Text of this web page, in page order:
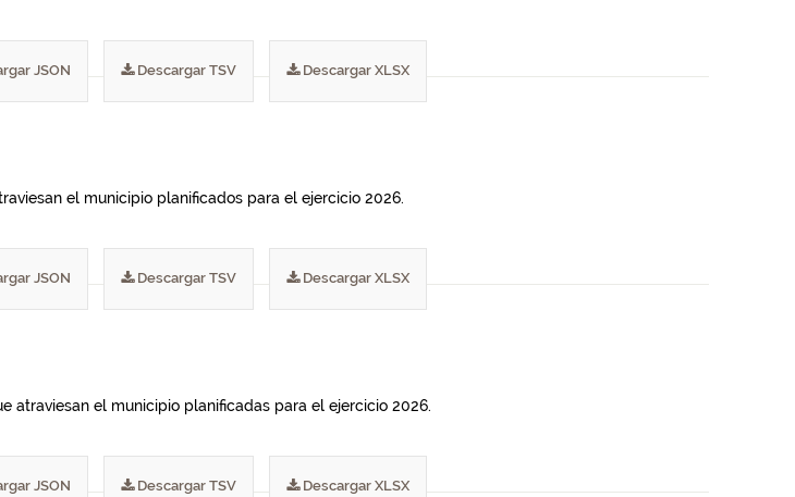
JSON Descargar TSV Descargar XLSX
el municipio planificados para el ejercicio 2026.
JSON Descargar TSV Descargar XLSX
atraviesan el municipio planificadas para el ejercicio 2026.
JSON Descargar TSV Descargar XLSX